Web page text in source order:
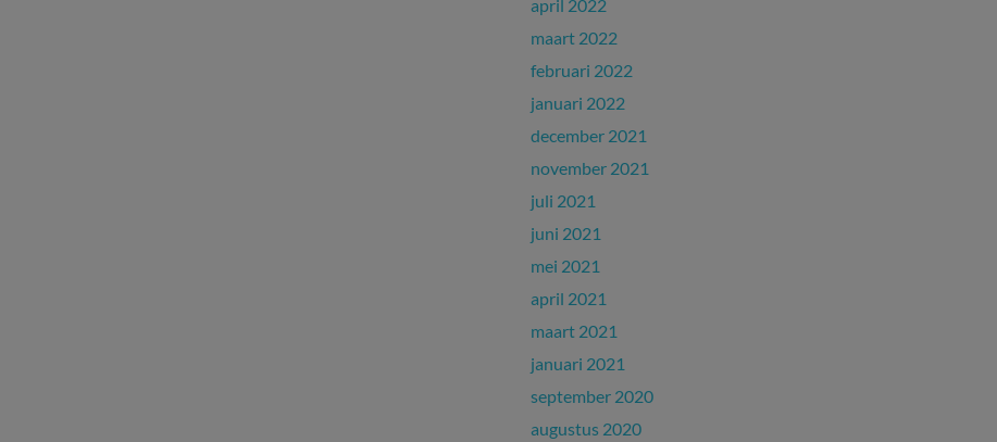
april 2022
maart 2022
februari 2022
januari 2022
december 2021
november 2021
juli 2021
juni 2021
mei 2021
april 2021
maart 2021
januari 2021
september 2020
augustus 2020